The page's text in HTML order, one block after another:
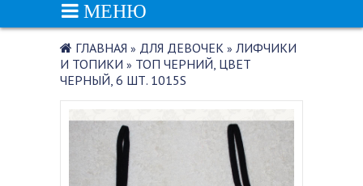
МЕНЮ
ГЛАВНАЯ » ДЛЯ ДЕВОЧЕК » ЛИФЧИКИ
И ТОПИКИ » ТОП ЧЕРНИЙ, ЦВЕТ
ЧЕРНЫЙ, 6 ШТ. 1015S